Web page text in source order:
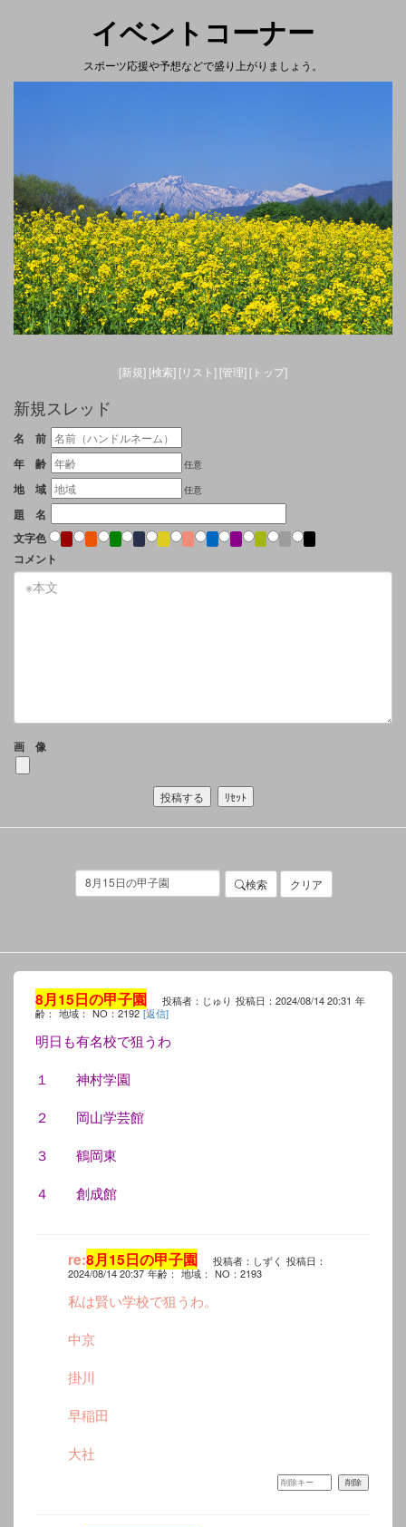
イベントコーナー
スポーツ応援や予想などで盛り上がりましょう。
[新規] [検索] [リスト] [管理] [トップ]
新規スレッド
名 前
年 齢
任意
地 域 任意
題 名
文字色
コメント
画 像
検索 クリア
8月15日の甲子園 投稿者：じゅり 投稿日：2024/08/14 20:31 年
齢： 地域： NO：2192 [返信]
明日も有名校で狙うわ
１ 神村学園
２ 岡山学芸館
３ 鶴岡東
４ 創成館
re:8月15日の甲子園 投稿者：しずく 投稿日：
2024/08/14 20:37 年齢： 地域： NO：2193
私は賢い学校で狙うわ。
中京
掛川
早稲田
大社